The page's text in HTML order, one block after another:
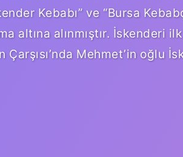
Kebabı” ve “Bursa
altına alınmıştır. İskenderi
Mehmet’in oğlu